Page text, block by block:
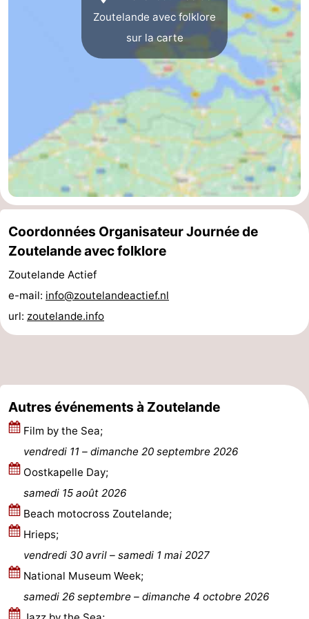
manger
Événements
Conduite
de
l'anneau
Pratiques
Forum
Route
-
Stationnement
Adresses
Médicales
Région
Duiveland
-
Renesse
Brouwershaven
Bruinisse
-
Zierikzee
Nature
Oosterschelde
-
Burgh
-
Zoutelande avec folklore
sur la carte
Coordonnées Organisateur Journée de
Zoutelande avec folklore
Zoutelande Actief
e-mail: info@zoutelandeactief.nl
url: zoutelande.info
Autres événements à Zoutelande
Film by the Sea;
vendredi 11 – dimanche 20 septembre 2026
Oostkapelle Day;
samedi 15 août 2026
Beach motocross Zoutelande;
Hrieps;
vendredi 30 avril –
samedi 1 mai 2027
National Museum Week;
samedi 26 septembre –
dimanche 4 octobre 2026